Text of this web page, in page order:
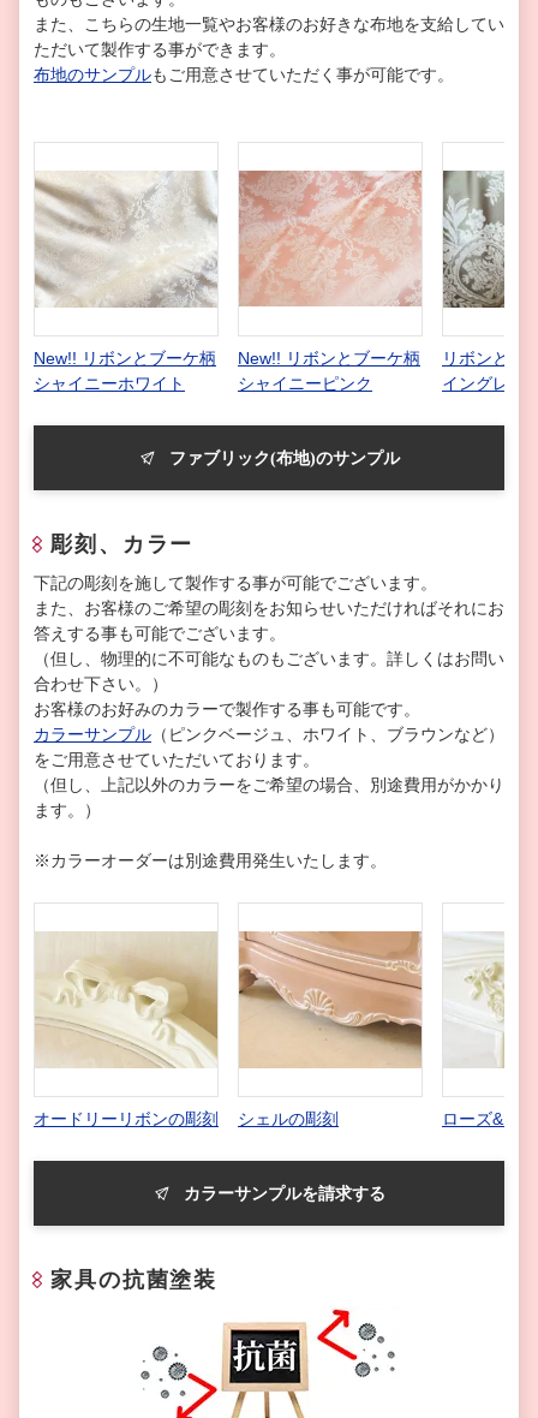
また、こちらの生地一覧やお客様のお好きな布地を支給してい
ただいて製作する事ができます。
布地のサンプルもご用意させていただく事が可能です。
New!! リボンとブーケ柄
シャイニーホワイト
New!! リボンとブーケ柄
シャイニーピンク
リボンとブ
イングレー
ファブリック(布地)のサンプル
彫刻、カラー
下記の彫刻を施して製作する事が可能でございます。
また、お客様のご希望の彫刻をお知らせいただければそれにお
答えする事も可能でございます。
（但し、物理的に不可能なものもございます。詳しくはお問い
合わせ下さい。）
お客様のお好みのカラーで製作する事も可能です。
カラーサンプル （ピンクベージュ、ホワイト、ブラウンなど）
をご用意させていただいております。
（但し、上記以外のカラーをご希望の場合、別途費用がかかり
ます。）
※カラーオーダーは別途費用発生いたします。
オードリーリボンの彫刻 シェルの彫刻 ローズ&リ
カラーサンプルを請求する
家具の抗菌塗装